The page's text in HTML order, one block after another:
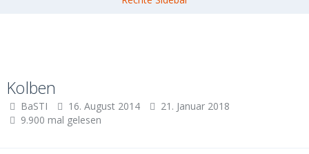
Kolben
BaSTI 16. August 2014
21. Januar 2018
9.900 mal gelesen